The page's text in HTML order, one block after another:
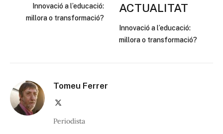
Innovació a l’educació:
millora o transformació?
ACTUALITAT
Innovació a l’educació:
millora o transformació?
Tomeu Ferrer
Periodista